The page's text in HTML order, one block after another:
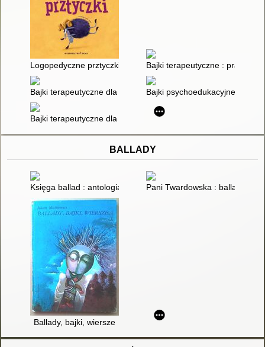
Logopedyczne prztyczki Bajki terapeutyczne : prace
Bajki terapeutyczne dla dzieci; cz. 1Bajki psychoedukacyjne :
Bajki terapeutyczne dla dzieci; cz.2
BALLADY
Księga ballad : antologia Pani Twardowska : ballada
Ballady, bajki, wiersze